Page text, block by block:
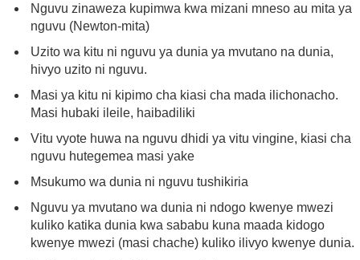
Nguvu zinaweza kupimwa kwa mizani mneso au mita ya
nguvu (Newton-mita)
Uzito wa kitu ni nguvu ya dunia ya mvutano na dunia,
hivyo uzito ni nguvu.
Masi ya kitu ni kipimo cha kiasi cha mada ilichonacho.
Masi hubaki ileile, haibadiliki
Vitu vyote huwa na nguvu dhidi ya vitu vingine, kiasi cha
nguvu hutegemea masi yake
Msukumo wa dunia ni nguvu tushikiria
Nguvu ya mvutano wa dunia ni ndogo kwenye mwezi
kuliko katika dunia kwa sababu kuna maada kidogo
kwenye mwezi (masi chache) kuliko ilivyo kwenye dunia.